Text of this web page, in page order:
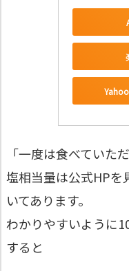
「一度は食べていた
塩相当量は公式HPを
いてあります。
わかりやすいように
すると